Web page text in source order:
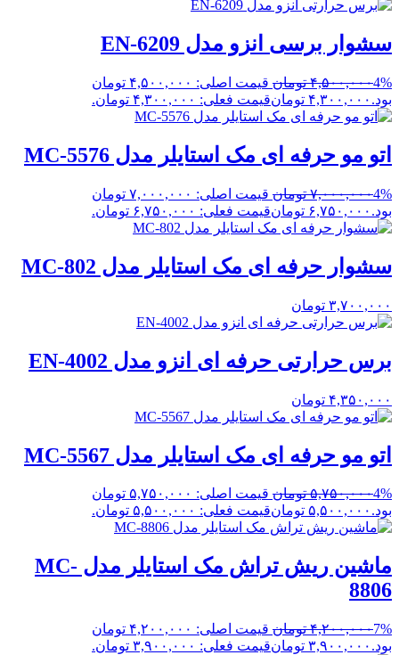
سشوار برسی انزو مدل EN-6209
4%۴,۵۰۰,۰۰۰ تومان
قیمت اصلی: ۴,۵۰۰,۰۰۰ تومان
بود. ۴,۳۰۰,۰۰۰ تومانقیمت فعلی: ۴,۳۰۰,۰۰۰ تومان.
اتو مو حرفه ای مک استایلر مدل MC-5576
4%۷,۰۰۰,۰۰۰ تومان
قیمت اصلی: ۷,۰۰۰,۰۰۰ تومان
بود. ۶,۷۵۰,۰۰۰ تومانقیمت فعلی: ۶,۷۵۰,۰۰۰ تومان.
سشوار حرفه ای مک استایلر مدل MC-802
۳,۷۰۰,۰۰۰ تومان
برس حرارتی حرفه ای انزو مدل EN-4002
۴,۳۵۰,۰۰۰ تومان
اتو مو حرفه ای مک استایلر مدل MC-5567
4%۵,۷۵۰,۰۰۰ تومان
قیمت اصلی: ۵,۷۵۰,۰۰۰ تومان
بود. ۵,۵۰۰,۰۰۰ تومانقیمت فعلی: ۵,۵۰۰,۰۰۰ تومان.
ماشین ریش تراش مک استایلر مدل MC-
8806
7%۴,۲۰۰,۰۰۰ تومان
قیمت اصلی: ۴,۲۰۰,۰۰۰ تومان
بود. ۳,۹۰۰,۰۰۰ تومانقیمت فعلی: ۳,۹۰۰,۰۰۰ تومان.